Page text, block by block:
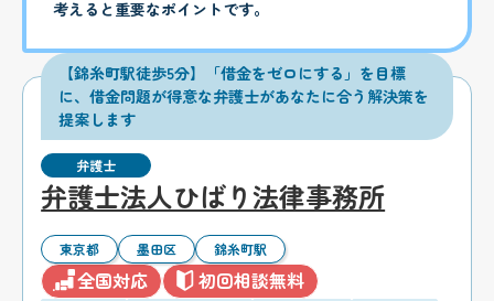
考えると重要なポイントです。
【錦糸町駅徒歩5分】「借金をゼロにする」を目標
に、借金問題が得意な弁護士があなたに合う解決策を
提案します
弁護士
弁護士法人ひばり法律事務所
東京都 墨田区 錦糸町駅
全国対応 初回相談無料